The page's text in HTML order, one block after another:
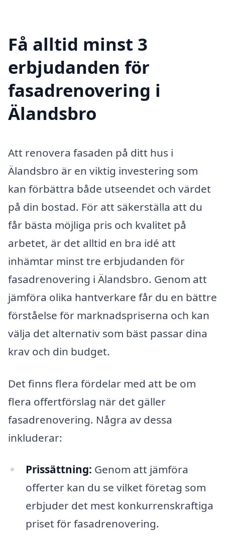
Få alltid minst 3
erbjudanden för
fasadrenovering i
Älandsbro
Att renovera fasaden på ditt hus i
Älandsbro är en viktig investering som
kan förbättra både utseendet och värdet
på din bostad. För att säkerställa att du
får bästa möjliga pris och kvalitet på
arbetet, är det alltid en bra idé att
inhämtar minst tre erbjudanden för
fasadrenovering i Älandsbro. Genom att
jämföra olika hantverkare får du en bättre
förståelse för marknadspriserna och kan
välja det alternativ som bäst passar dina
krav och din budget.
Det finns flera fördelar med att be om
flera offertförslag när det gäller
fasadrenovering. Några av dessa
inkluderar:
Prissättning: Genom att jämföra
offerter kan du se vilket företag som
erbjuder det mest konkurrenskraftiga
priset för fasadrenovering.